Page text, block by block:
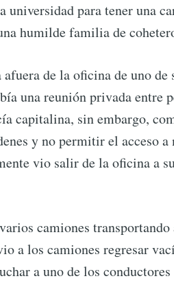
universidad para tener una
humilde familia de
de la oficina de uno de
una reunión privada entre
capitalina, sin embargo,
y no permitir el acceso a
vio salir de la oficina a
camiones transportando
a los camiones regresar
a uno de los